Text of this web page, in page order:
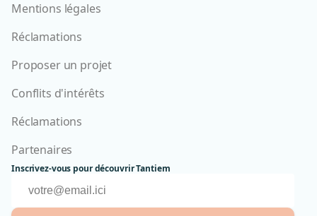
Mentions légales
Réclamations
Proposer un projet
Conflits d'intérêts
Réclamations
Partenaires
Inscrivez-vous pour découvrir Tantiem